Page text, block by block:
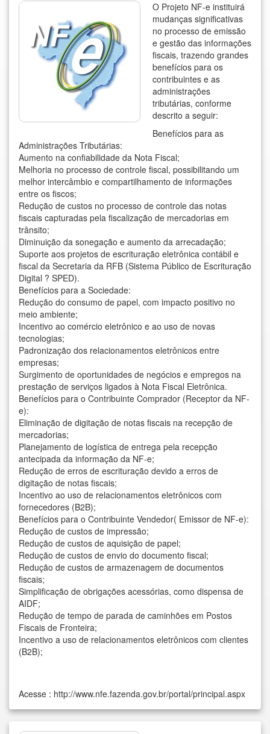
O Projeto NF-e instituirá
mudanças significativas
no processo de emissão
e gestão das informações
fiscais, trazendo grandes
benefícios para os
contribuintes e as
administrações
tributárias, conforme
descrito a seguir:
Benefícios para as
Administrações Tributárias:
Aumento na confiabilidade da Nota Fiscal;
Melhoria no processo de controle fiscal, possibilitando um
melhor intercâmbio e compartilhamento de informações
entre os fiscos;
Redução de custos no processo de controle das notas
fiscais capturadas pela fiscalização de mercadorias em
trânsito;
Diminuição da sonegação e aumento da arrecadação;
Suporte aos projetos de escrituração eletrônica contábil e
fiscal da Secretaria da RFB (Sistema Público de Escrituração
Digital ? SPED).
Benefícios para a Sociedade:
Redução do consumo de papel, com impacto positivo no
meio ambiente;
Incentivo ao comércio eletrônico e ao uso de novas
tecnologias;
Padronização dos relacionamentos eletrônicos entre
empresas;
Surgimento de oportunidades de negócios e empregos na
prestação de serviços ligados à Nota Fiscal Eletrônica.
Benefícios para o Contribuinte Comprador (Receptor da NF-
e):
Eliminação de digitação de notas fiscais na recepção de
mercadorias;
Planejamento de logística de entrega pela recepção
antecipada da informação da NF-e;
Redução de erros de escrituração devido a erros de
digitação de notas fiscais;
Incentivo ao uso de relacionamentos eletrônicos com
fornecedores (B2B);
Benefícios para o Contribuinte Vendedor( Emissor de NF-e):
Redução de custos de impressão;
Redução de custos de aquisição de papel;
Redução de custos de envio do documento fiscal;
Redução de custos de armazenagem de documentos
fiscais;
Simplificação de obrigações acessórias, como dispensa de
AIDF;
Redução de tempo de parada de caminhões em Postos
Fiscais de Fronteira;
Incentivo a uso de relacionamentos eletrônicos com clientes
(B2B);
Acesse : http://www.nfe.fazenda.gov.br/portal/principal.aspx